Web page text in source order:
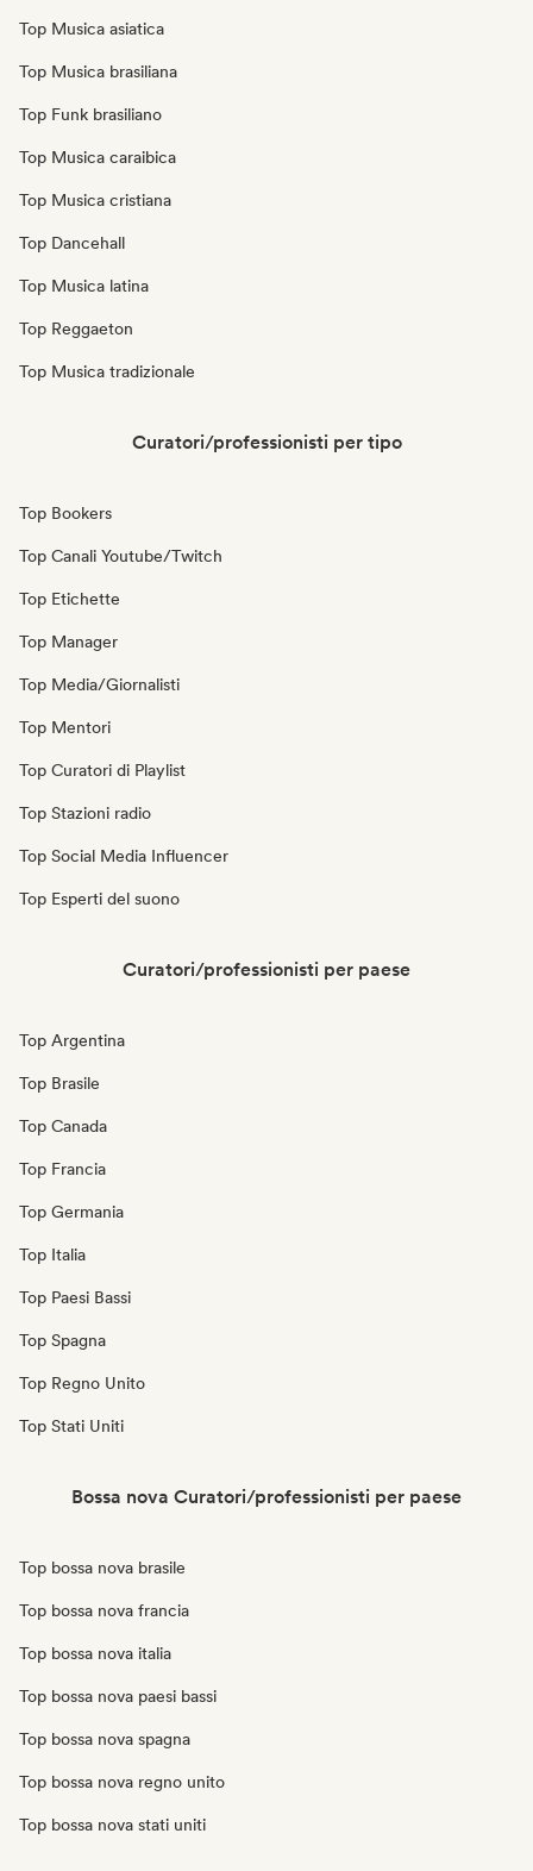
Top Musica asiatica
Top Musica brasiliana
Top Funk brasiliano
Top Musica caraibica
Top Musica cristiana
Top Dancehall
Top Musica latina
Top Reggaeton
Top Musica tradizionale
Curatori/professionisti per tipo
Top Bookers
Top Canali Youtube/Twitch
Top Etichette
Top Manager
Top Media/Giornalisti
Top Mentori
Top Curatori di Playlist
Top Stazioni radio
Top Social Media Influencer
Top Esperti del suono
Curatori/professionisti per paese
Top Argentina
Top Brasile
Top Canada
Top Francia
Top Germania
Top Italia
Top Paesi Bassi
Top Spagna
Top Regno Unito
Top Stati Uniti
Bossa nova Curatori/professionisti per paese
Top bossa nova brasile
Top bossa nova francia
Top bossa nova italia
Top bossa nova paesi bassi
Top bossa nova spagna
Top bossa nova regno unito
Top bossa nova stati uniti